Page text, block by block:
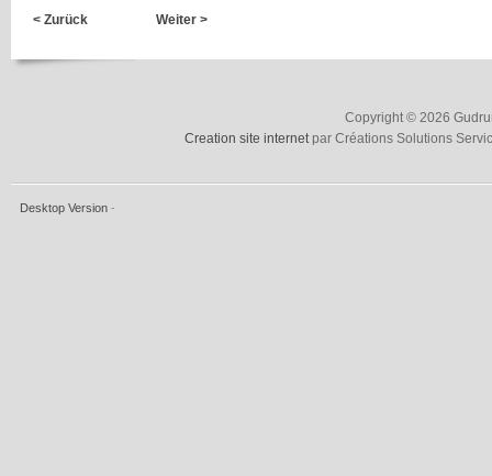
< Zurück Weiter >
Copyright © 2026
Creation site internetpar Créations Solutions
Desktop Version -